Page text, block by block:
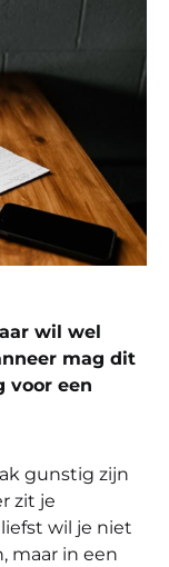
wil wel
mag dit
voor een
gunstig zijn
zit je
wil je niet
maar in een